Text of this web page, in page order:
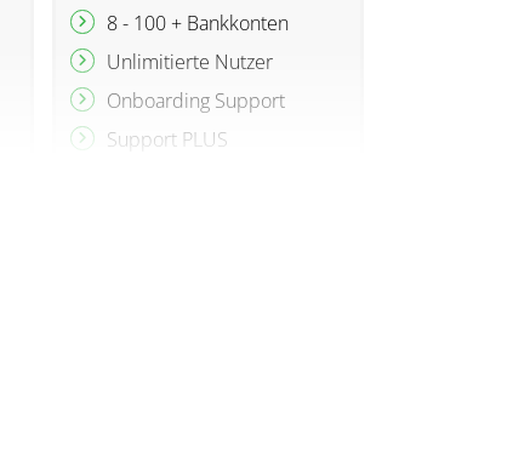
8 - 100 + Bankkonten
Unlimitierte Nutzer
Onboarding Support
Support PLUS